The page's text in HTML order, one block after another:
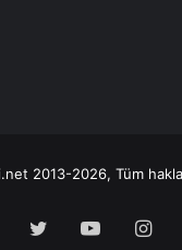
2013-2026, Tüm
Twitter YouTube